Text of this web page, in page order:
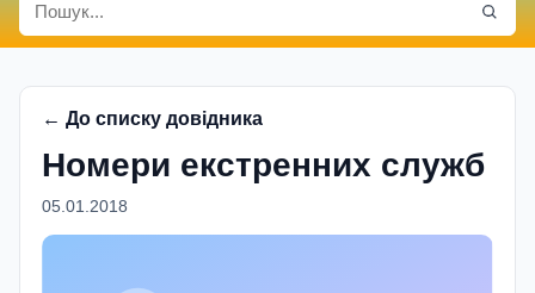
← До списку довідника
Номери екстренних служб
05.01.2018